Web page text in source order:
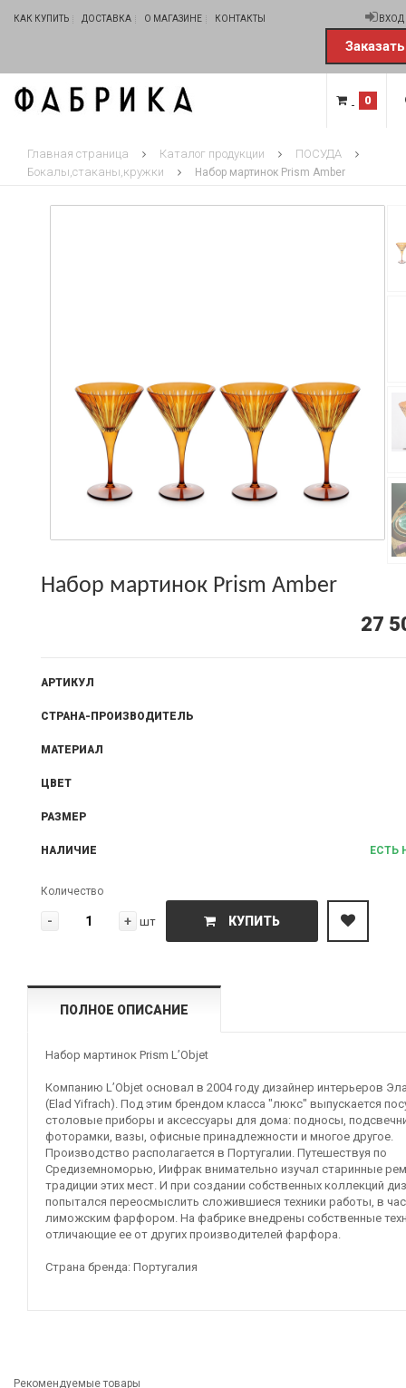
КАК КУПИТЬ ДОСТАВКА О МАГАЗИНЕ КОНТАКТЫ ВХОД
0
Главная страница Каталог продукции
ПОСУДА
Бокалы,стаканы,кружки
Набор мартинок Prism Amber
Набор мартинок Prism Amber
27
АРТИКУЛ
СТРАНА-ПРОИЗВОДИТЕЛЬ
МАТЕРИАЛ
ЦВЕТ
РАЗМЕР
НАЛИЧИЕ ЕСТЬ
Количество
- + шт КУПИТЬ
ПОЛНОЕ ОПИСАНИЕ
Набор мартинок Prism L’Objet
Компанию L’Objet основал в 2004 году дизайнер интерьеров
(Elad Yifrach). Под этим брендом класса "люкс" выпускается
столовые приборы и аксессуары для дома: подносы,
фоторамки, вазы, офисные принадлежности и многое другое.
Производство располагается в Португалии. Путешествуя по
Средиземноморью, Иифрак внимательно изучал старинные
традиции этих мест. И при создании собственных коллекций
попытался переосмыслить сложившиеся техники работы, в
лиможским фарфором. На фабрике внедрены собственные
отличающие ее от других производителей фарфора.
Страна бренда: Португалия
Рекомендуемые товары